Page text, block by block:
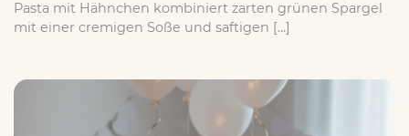
Pasta mit Hähnchen kombiniert zarten grünen Spargel
mit einer cremigen Soße und saftigen […]